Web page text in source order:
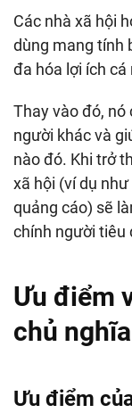
Các nhà xã hội
dùng mang tính
đa hóa lợi ích
Thay vào đó, nó
người khác và
nào đó. Khi trở
xã hội (ví dụ
quảng cáo) sẽ
chính người tiêu
Ưu điểm
chủ
Ưu điểm